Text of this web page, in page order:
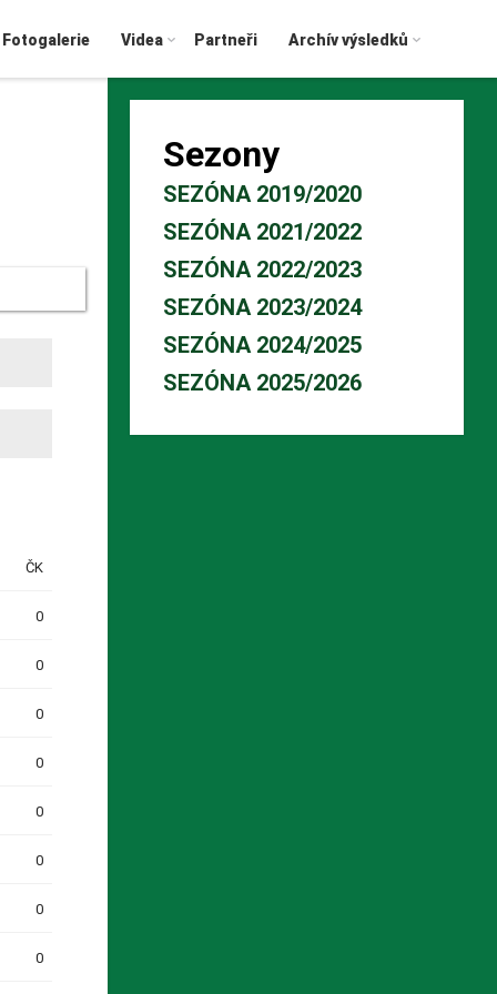
Fotogalerie Videa Partneři Archív výsledků
ČK
0
0
0
0
0
0
0
0
Sezony
SEZÓNA 2019/2020
SEZÓNA 2021/2022
SEZÓNA 2022/2023
SEZÓNA 2023/2024
SEZÓNA 2024/2025
SEZÓNA 2025/2026